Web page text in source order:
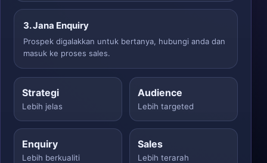
3. Jana Enquiry
Prospek digalakkan untuk bertanya, hubungi anda dan
masuk ke proses sales.
Strategi
Lebih jelas
Audience
Lebih targeted
Enquiry
Lebih berkualiti
Sales
Lebih terarah